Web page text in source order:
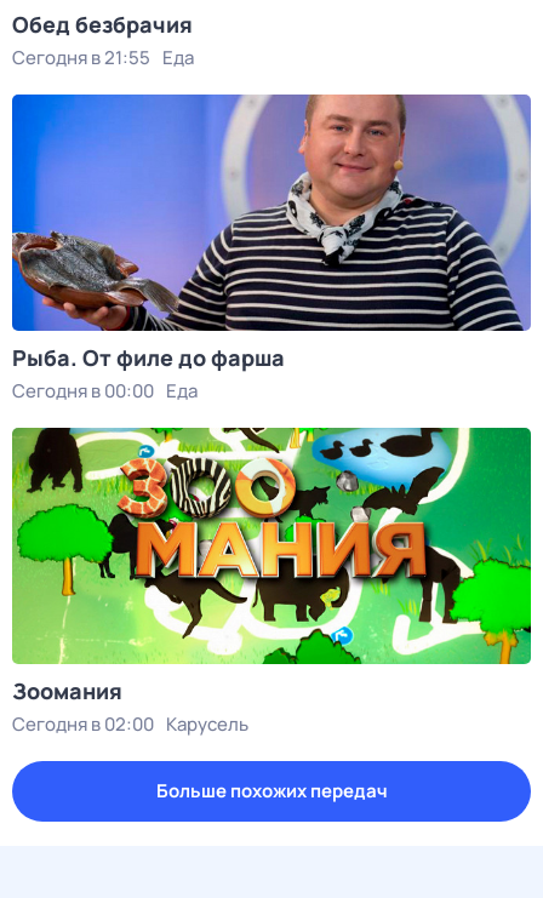
Обед безбрачия
Сегодня в 21:55 Еда
Рыба. От филе до фарша
Сегодня в 00:00 Еда
Зоомания
Сегодня в 02:00 Карусель
Больше похожих передач